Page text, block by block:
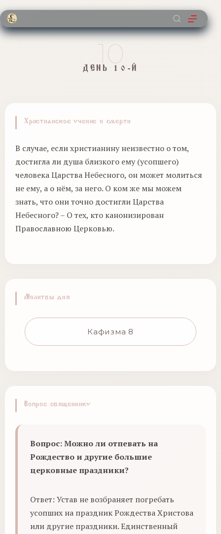
к
сути
10
ДЕНЬ 10-Й
Христианское учение о смерти
В случае, если христианину неизвестно о том,
достигла ли душа близкого ему (усопшего)
человека Царства Небесного, он может молиться
не ему, а о нём, за него. О ком же мы можем
знать, что они точно достигли Царства
Небесного? – О тех, кто канонизирован
Православною Церковью.
Молитвы дня
Кафизма 8
Вопрос священнику
Вопрос: Можно ли отпевать на
Рождество и другие большие
церковные праздники?
Ответ: Устав не возбраняет погребать
усопших на праздник Рождества Христова
или другие праздники. Единственный